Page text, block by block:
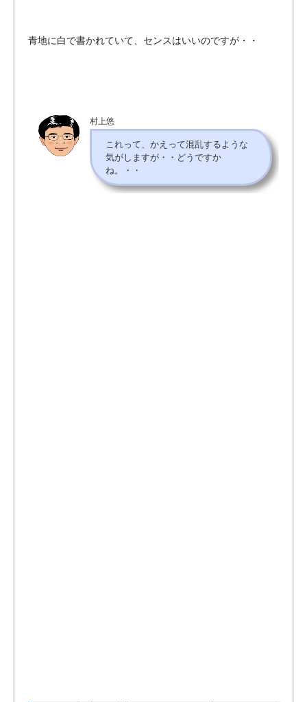
青地に白で書かれていて、センスはいいのですが・・
村上悠
これって、かえって混乱するような
気がしますが・・どうですか
ね。・・